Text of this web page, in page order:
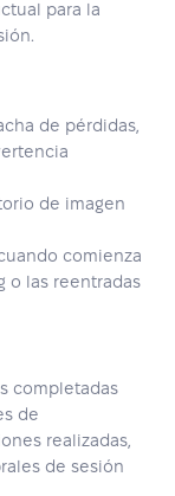
para la
de pérdidas,
de imagen
comienza
o las reentradas
completadas
de
realizadas,
de sesión